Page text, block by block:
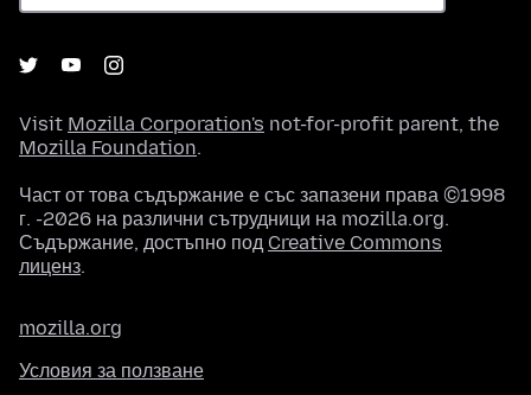
Visit Mozilla Corporation's not-for-profit parent, the
Mozilla Foundation.
Част от това съдържание е със запазени права ©1998
г. -2026 на различни сътрудници на mozilla.org.
Съдържание, достъпно под Creative Commons
лиценз.
mozilla.org
Условия за ползване